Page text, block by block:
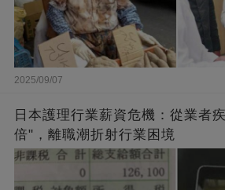
2025/09/07
日本護理行業薪資危機：從業者
倍"，離職潮折射行業困境